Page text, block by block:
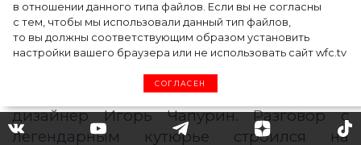
в отношении данного типа файлов. Если вы не согласны
с тем, чтобы мы использовали данный тип файлов,
то вы должны соответствующим образом установить
настройки вашего браузера или не использовать сайт wfc.tv
СОГЛАСЕН
Тейлор Рассел в образе белого лебедя на
церемонии BAFTA-2024